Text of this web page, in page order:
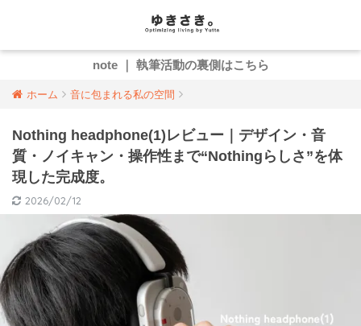
note ｜ 執筆活動の裏側はこちら
ホーム 音に包まれる私の空間
Nothing headphone(1)レビュー｜デザイン・音
質・ノイキャン・操作性まで“Nothingらしさ”を体
現した完成度。
2026/02/12